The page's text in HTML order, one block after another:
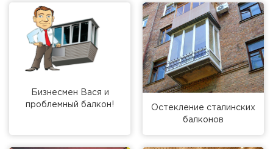
Бизнесмен Вася и
проблемный балкон!
Остекление сталинских
балконов